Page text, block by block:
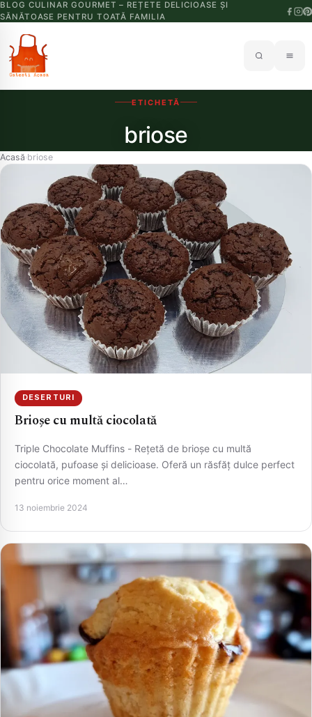
BLOG CULINAR GOURMET – REȚETE DELICIOASE ȘI
SĂNĂTOASE PENTRU TOATĂ FAMILIA
ETICHETĂ
briose
Acasă›briose
DESERTURI
Brioșe cu multă ciocolată
Triple Chocolate Muffins - Rețetă de brioșe cu multă
ciocolată, pufoase și delicioase. Oferă un răsfăț dulce perfect
pentru orice moment al…
13 noiembrie 2024